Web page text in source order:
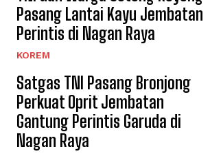
Pasang Lantai Kayu Jembatan
Perintis di Nagan Raya
KOREM
Satgas TNI Pasang Bronjong
Perkuat Oprit Jembatan
Gantung Perintis Garuda di
Nagan Raya